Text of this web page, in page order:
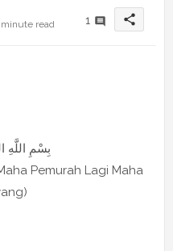
minute read 1 share
Pemurah Lagi Maha